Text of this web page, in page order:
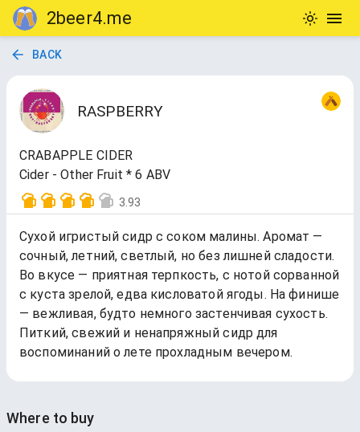
2beer4.me
BACK
RASPBERRY
CRABAPPLE CIDER
Cider - Other Fruit * 6 ABV
3.93
Сухой игристый сидр с соком малины. Аромат —
сочный, летний, светлый, но без лишней сладости.
Во вкусе — приятная терпкость, с нотой сорванной
с куста зрелой, едва кисловатой ягоды. На финише
— вежливая, будто немного застенчивая сухость.
Питкий, свежий и ненапряжный сидр для
воспоминаний о лете прохладным вечером.
Where to buy